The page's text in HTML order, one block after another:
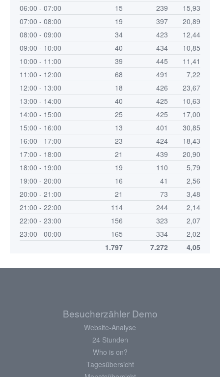
06:00 - 07:00
15 239
15,93
07:00 - 08:00
19 397
20,89
08:00 - 09:00
34 423
12,44
09:00 - 10:00
40 434
10,85
10:00 - 11:00
39 445
11,41
11:00 - 12:00
68 491
7,22
12:00 - 13:00
18 426
23,67
13:00 - 14:00
40 425
10,63
14:00 - 15:00
25 425
17,00
15:00 - 16:00
13 401
30,85
16:00 - 17:00
23 424
18,43
17:00 - 18:00
21 439
20,90
18:00 - 19:00
19 110
5,79
19:00 - 20:00
16 41
2,56
20:00 - 21:00
21 73
3,48
21:00 - 22:00
114 244
2,14
22:00 - 23:00
156 323
2,07
23:00 - 00:00
165 334
2,02
1.797
7.272 4,05
Besucherzähler Demo
Website-Analyse
24 Stunden
Who is on?
Tagesübersicht